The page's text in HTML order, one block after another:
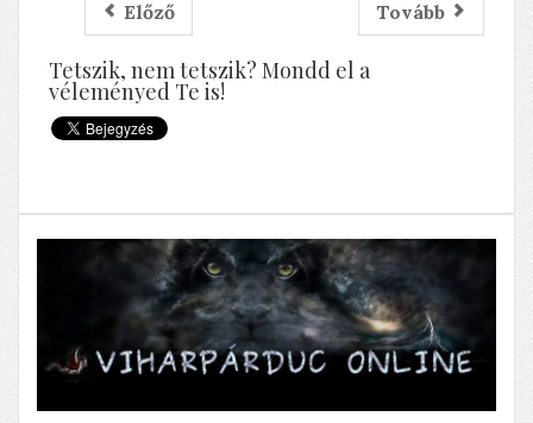
Előző Tovább
Tetszik, nem tetszik? Mondd el a
véleményed Te is!
A halott ember rózsája élni akar